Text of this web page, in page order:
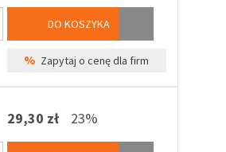
DO KOSZYKA
% Zapytaj o cenę dla firm
29,30 zł 23%